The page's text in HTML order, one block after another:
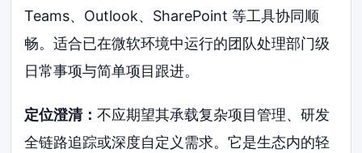
Teams、Outlook、SharePoint 等工具协同顺
畅。适合已在微软环境中运行的团队处理部门级
日常事项与简单项目跟进。
定位澄清：不应期望其承载复杂项目管理、研发
全链路追踪或深度自定义需求。它是生态内的轻